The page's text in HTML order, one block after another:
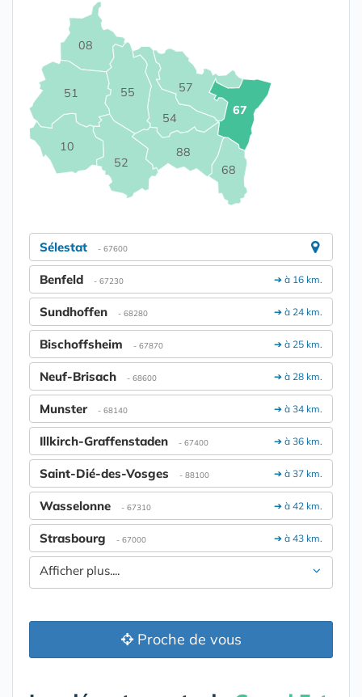
08
10
51
52
54
55 57
67
68
88
Sélestat - 67600
➔ à 16 km.
Benfeld - 67230
➔ à 24 km.
Sundhoffen - 68280
➔ à 25 km.
Bischoffsheim - 67870
➔ à 28 km.
Neuf-Brisach - 68600
➔ à 34 km.
Munster - 68140
➔ à 36 km.
Illkirch-Graffenstaden - 67400
➔ à 37 km.
Saint-Dié-des-Vosges - 88100
➔ à 42 km.
Wasselonne - 67310
➔ à 43 km.
Strasbourg - 67000
Afficher plus....
Proche de vous